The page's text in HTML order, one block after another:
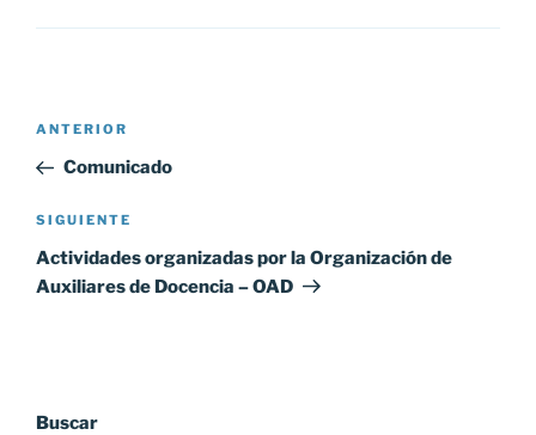
Navegación
entradas
Entrada
anterior:
ANTERIOR
Comunicado
Siguiente
entrada
SIGUIENTE
Actividades organizadas por la Organización de
Auxiliares de Docencia – OAD
Buscar